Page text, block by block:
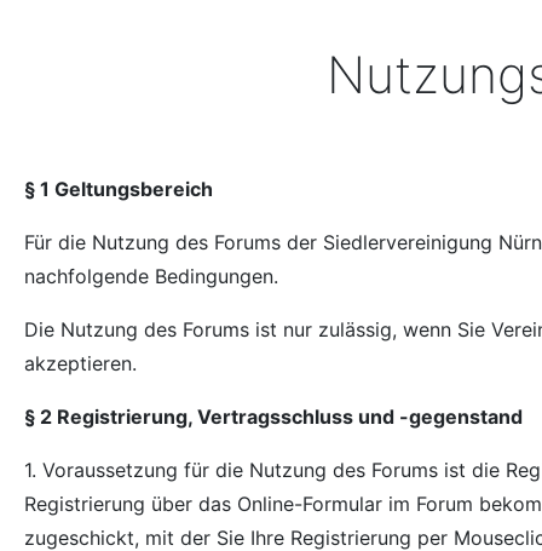
§ 1 Geltungsbereich
Für die Nutzung des Forums der Siedlervereinigung
nachfolgende Bedingungen.
Die Nutzung des Forums ist nur zulässig, wenn Sie
akzeptieren.
§ 2 Registrierung, Vertragsschluss und -gegenstand
1. Voraussetzung für die Nutzung des Forums ist die
Registrierung über das Online-Formular im Forum
zugeschickt, mit der Sie Ihre Registrierung per